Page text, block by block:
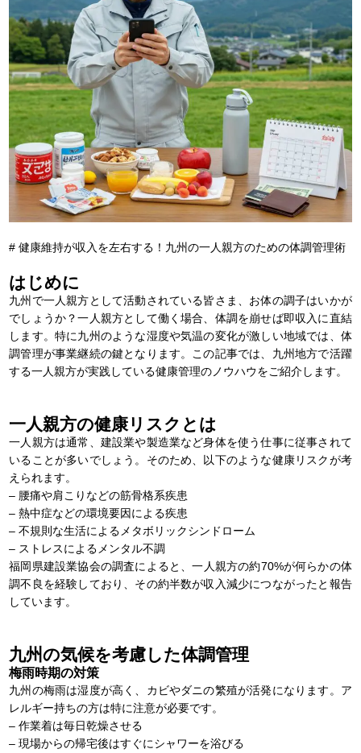
# 健康維持が収入を左右する！九州の一人親方のための体調管理術
はじめに
九州で一人親方として活動されている皆さま、お体の調子はいかが
でしょうか？一人親方として働く場合、体調を崩せば即収入に直結
します。特に九州のような湿度や気温の変化が激しい地域では、体
調管理が事業継続の鍵となります。この記事では、九州地方で活躍
する一人親方が実践している健康管理のノウハウをご紹介します。
一人親方の健康リスクとは
一人親方は通常、建設業や製造業など身体を使う仕事に従事されて
いることが多いでしょう。そのため、以下のような健康リスクが考
えられます。
– 腰痛や肩こりなどの筋骨格系疾患
– 熱中症などの環境要因による疾患
– 不規則な生活によるメタボリックシンドローム
– ストレスによるメンタル不調
福岡県建設業協会の調査によると、一人親方の約70%が何らかの体
調不良を経験しており、その約半数が収入減少につながったと報告
しています。
九州の気候を考慮した体調管理
梅雨時期の対策
九州の梅雨は湿度が高く、カビやダニの繁殖が活発になります。ア
レルギー持ちの方は特に注意が必要です。
– 作業着は毎日乾燥させる
– 現場からの帰宅後はすぐにシャワーを浴びる